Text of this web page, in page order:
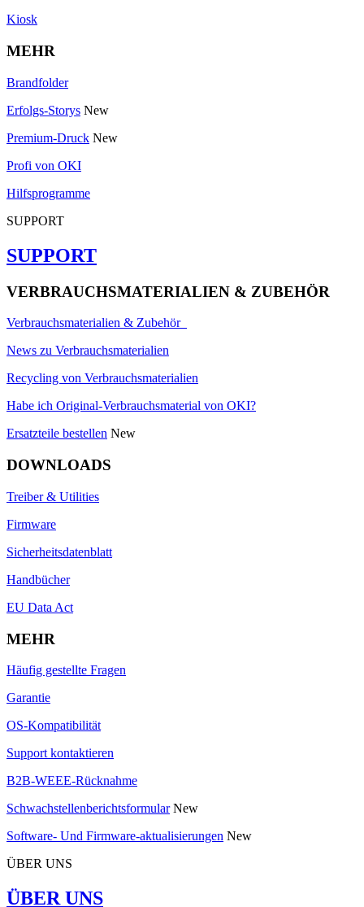
Kiosk
MEHR
Brandfolder
Erfolgs-Storys New
Premium-Druck New
Profi von OKI
Hilfsprogramme
SUPPORT
SUPPORT
VERBRAUCHSMATERIALIEN & ZUBEHÖR
Verbrauchsmaterialien & Zubehör
News zu Verbrauchsmaterialien
Recycling von Verbrauchsmaterialien
Habe ich Original-Verbrauchsmaterial von OKI?
Ersatzteile bestellen New
DOWNLOADS
Treiber & Utilities
Firmware
Sicherheitsdatenblatt
Handbücher
EU Data Act
MEHR
Häufig gestellte Fragen
Garantie
OS-Kompatibilität
Support kontaktieren
B2B-WEEE-Rücknahme
Schwachstellenberichtsformular New
Software- Und Firmware-aktualisierungen New
ÜBER UNS
ÜBER UNS